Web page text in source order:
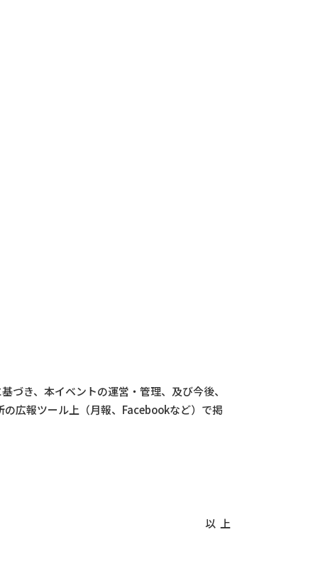
づき、本イベントの運営・管理、及び今後、
広報ツール上（月報、Facebookなど）で掲
上